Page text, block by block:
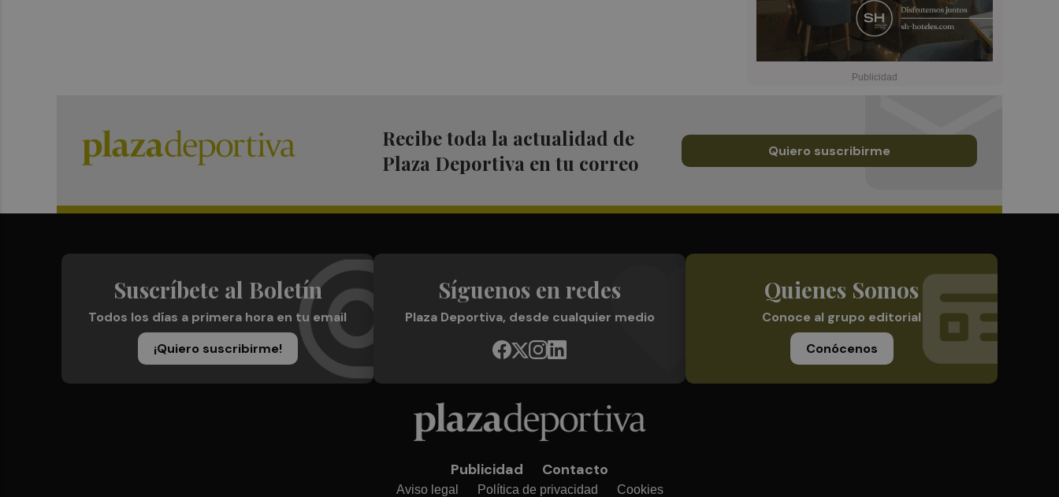
Recibe toda la actualidad de
Plaza Deportiva en tu correo
Quiero suscribirme
Suscríbete al Boletín
Todos los días a primera hora en tu email
¡Quiero suscribirme!
Síguenos en redes
Plaza Deportiva, desde cualquier medio
Quienes Somos
Conoce al grupo editorial
Conócenos
Publicidad Contacto
Aviso legal Política de privacidad Cookies